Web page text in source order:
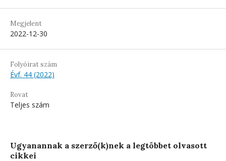
Megjelent
2022-12-30
Folyóirat szám
Évf. 44 (2022)
Rovat
Teljes szám
Ugyanannak a szerző(k)nek a legtöbbet olvasott
cikkei